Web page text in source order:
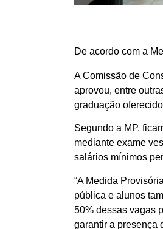
De acordo com a
A Comissão de
aprovou, entre
graduação
Segundo a MP,
mediante exame
salários mínimos
“A Medida
pública e alunos
50% dessas vagas
garantir a presença